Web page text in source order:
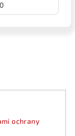
ochrany